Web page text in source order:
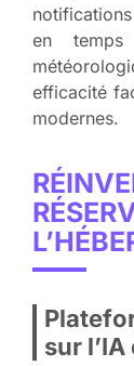
en
efficacité
modernes.
sur